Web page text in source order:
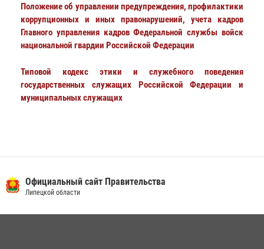
Положение об управлении предупреждения, профилактики
коррупционных и иных правонарушений, учета кадров
Главного управления кадров Федеральной службы войск
национальной гвардии Российской Федерации
Типовой кодекс этики и служебного поведения
государственных служащих Российской Федерации и
муниципальных служащих
Официальный сайт Правительства
Липецкой области